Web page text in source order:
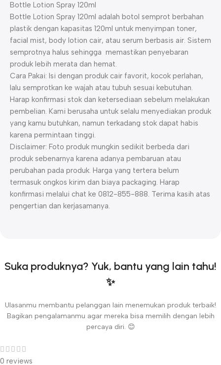
Bottle Lotion Spray 120ml
Bottle Lotion Spray 120ml adalah botol semprot berbahan
plastik dengan kapasitas 120ml untuk menyimpan toner,
facial mist, body lotion cair, atau serum berbasis air. Sistem
semprotnya halus sehingga memastikan penyebaran
produk lebih merata dan hemat.
Cara Pakai: Isi dengan produk cair favorit, kocok perlahan,
lalu semprotkan ke wajah atau tubuh sesuai kebutuhan.
Harap konfirmasi stok dan ketersediaan sebelum melakukan
pembelian. Kami berusaha untuk selalu menyediakan produk
yang kamu butuhkan, namun terkadang stok dapat habis
karena permintaan tinggi.
Disclaimer: Foto produk mungkin sedikit berbeda dari
produk sebenarnya karena adanya pembaruan atau
perubahan pada produk. Harga yang tertera belum
termasuk ongkos kirim dan biaya packaging. Harap
konfirmasi melalui chat ke 0812-855-888. Terima kasih atas
pengertian dan kerjasamanya.
Suka produknya? Yuk, bantu yang lain tahu!
✨
Ulasanmu membantu pelanggan lain menemukan produk terbaik!
Bagikan pengalamanmu agar mereka bisa memilih dengan lebih
percaya diri. 😊
0 reviews